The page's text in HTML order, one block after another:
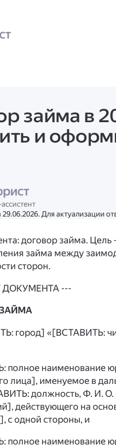
займа в
и
29.06.2026. Для актуализации
договор займа. Цель
займа между
сторон.
ДОКУМЕНТА ---
город] «[ВСТАВИТЬ:
полное наименование
лица], именуемое в
должность, Ф. И. О.
действующего на
с одной стороны, и
полное наименование